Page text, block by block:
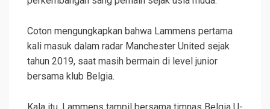
Coton mengungkapkan bahwa Lammens pertama
kali masuk dalam radar Manchester United sejak
tahun 2019, saat masih bermain di level junior
bersama klub Belgia.
Kala itu, Lammens tampil bersama timnas Belgia U-